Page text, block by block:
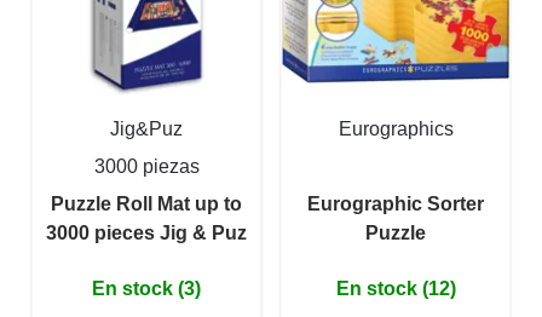
Jig&Puz
3000 piezas
Puzzle Roll Mat up to
3000 pieces Jig & Puz
En stock (3)
Eurographics
Eurographic Sorter
Puzzle
En stock (12)